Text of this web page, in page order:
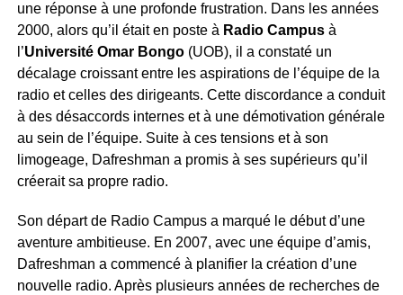
une réponse à une profonde frustration. Dans les années
2000, alors qu’il était en poste à Radio Campusà
l’Université Omar Bongo(UOB), il a constaté un
décalage croissant entre les aspirations de l’équipe de la
radio et celles des dirigeants. Cette discordance a conduit
à des désaccords internes et à une démotivation générale
au sein de l’équipe. Suite à ces tensions et à son
limogeage, Dafreshman a promis à ses supérieurs qu’il
créerait sa propre radio.
Son départ de Radio Campus a marqué le début d’une
aventure ambitieuse. En 2007, avec une équipe d’amis,
Dafreshman a commencé à planifier la création d’une
nouvelle radio. Après plusieurs années de recherches de